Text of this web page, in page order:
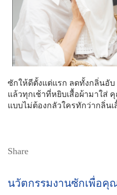
ซักให้ดีตั้งแต่แรก ลดทั้งกลิ่นอับ
แล้วทุกเช้าที่หยิบเสื้อผ้ามาใส่
แบบไม่ต้องกลัวใครทักว่ากลิ่นเ
Share
นวัตกรรมงานซักเพื่อคุ